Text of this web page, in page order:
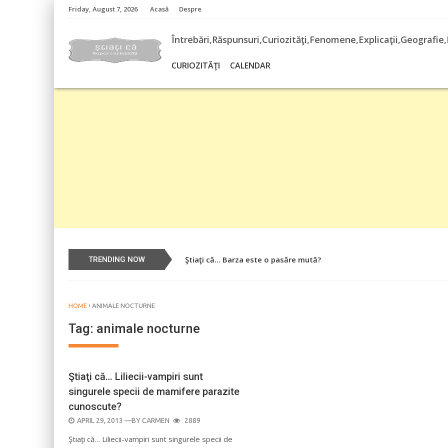
Friday, August 7, 2026 Acasă Despre
CURIOZITĂŢI CALENDAR
TRENDING NOW Ştiaţi că… Barza este o pasăre mută?
Știați că… Roşiile îsi păstrează substanţele benefice organismului
HOME › ANIMALE NOCTURNE
Tag: animale nocturne
Ştiaţi că… Liliecii-vampiri sunt
singurele specii de mamifere parazite
cunoscute?
POSTED
APRIL 29, 2013 —BYCARMEN 2889
Ştiaţi că… Liliecii-vampiri sunt singurele specii de